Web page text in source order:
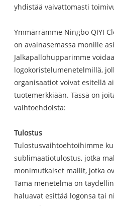
yhdistää vaivattomasti
Ymmärrämme Ningbo QIYI
on avainasemassa monille
Jalkapallohupparimme
logokoristelumenetelmillä,
organisaatiot voivat esitellä
tuotemerkkiään. Tässä on
vaihtoehdoista:
Tulostus
Tulostusvaihtoehtoihimme
sublimaatiotulostus, jotka
monimutkaiset mallit, jotka
Tämä menetelmä on
haluavat esittää logonsa tai